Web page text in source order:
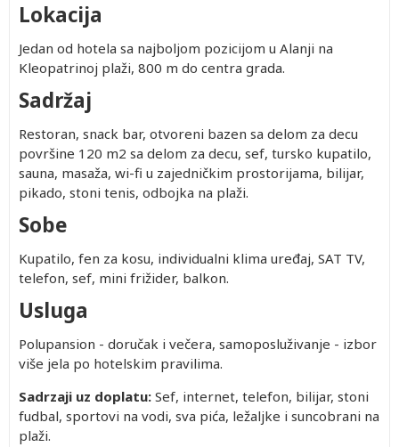
Lokacija
Jedan od hotela sa najboljom pozicijom u Alanji na
Kleopatrinoj plaži, 800 m do centra grada.
Sadržaj
Restoran, snack bar, otvoreni bazen sa delom za decu
površine 120 m2 sa delom za decu, sef, tursko kupatilo,
sauna, masaža, wi-fi u zajedničkim prostorijama, bilijar,
pikado, stoni tenis, odbojka na plaži.
Sobe
Kupatilo, fen za kosu, individualni klima uređaj, SAT TV,
telefon, sef, mini frižider, balkon.
Usluga
Polupansion - doručak i večera, samoposluživanje - izbor
više jela po hotelskim pravilima.
Sadrzaji uz doplatu: Sef, internet, telefon, bilijar, stoni
fudbal, sportovi na vodi, sva pića, ležaljke i suncobrani na
plaži.